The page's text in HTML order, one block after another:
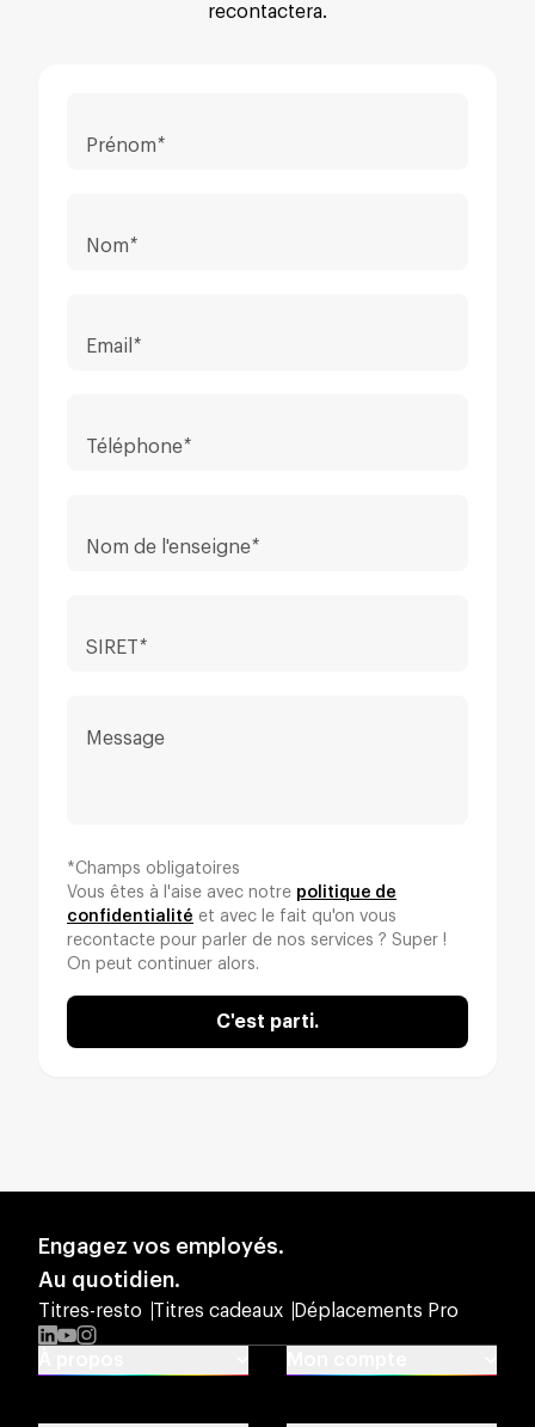
recontactera.
Prénom*
Nom*
Email *
Téléphone*
Nom de l'enseigne*
SIRET*
Message
*Champs obligatoires
Vous êtes à l'aise avec notre politique de
confidentialité et avec le fait qu'on vous
recontacte pour parler de nos services ? Super !
On peut continuer alors.
C'est parti.
Engagez vos employés.
Au quotidien.
Titres-resto Titres cadeaux
Déplacements Pro
LinkedIn
YouTube
Instagram
Nous rejoindre
Centre d'aide